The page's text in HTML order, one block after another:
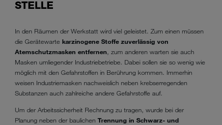
STELLE
In den Räumen der Werkstatt wird viel geleistet. Zum einen müssen
die Gerätewarte karzinogene Stoffe zuverlässig von
Atemschutzmasken entfernen, zum anderen warten sie auch
Masken umliegender Industriebetriebe. Dabei sollen sie so wenig wie
möglich mit den Gefahrstoffen in Berührung kommen. Immerhin
weisen Industriemasken nachweislich neben krebserregenden
Substanzen auch zahlreiche andere Gefahrstoffe auf.
Um der Arbeitssicherheit Rechnung zu tragen, wurde bei der
Planung neben der baulichen Trennung in Schwarz- und